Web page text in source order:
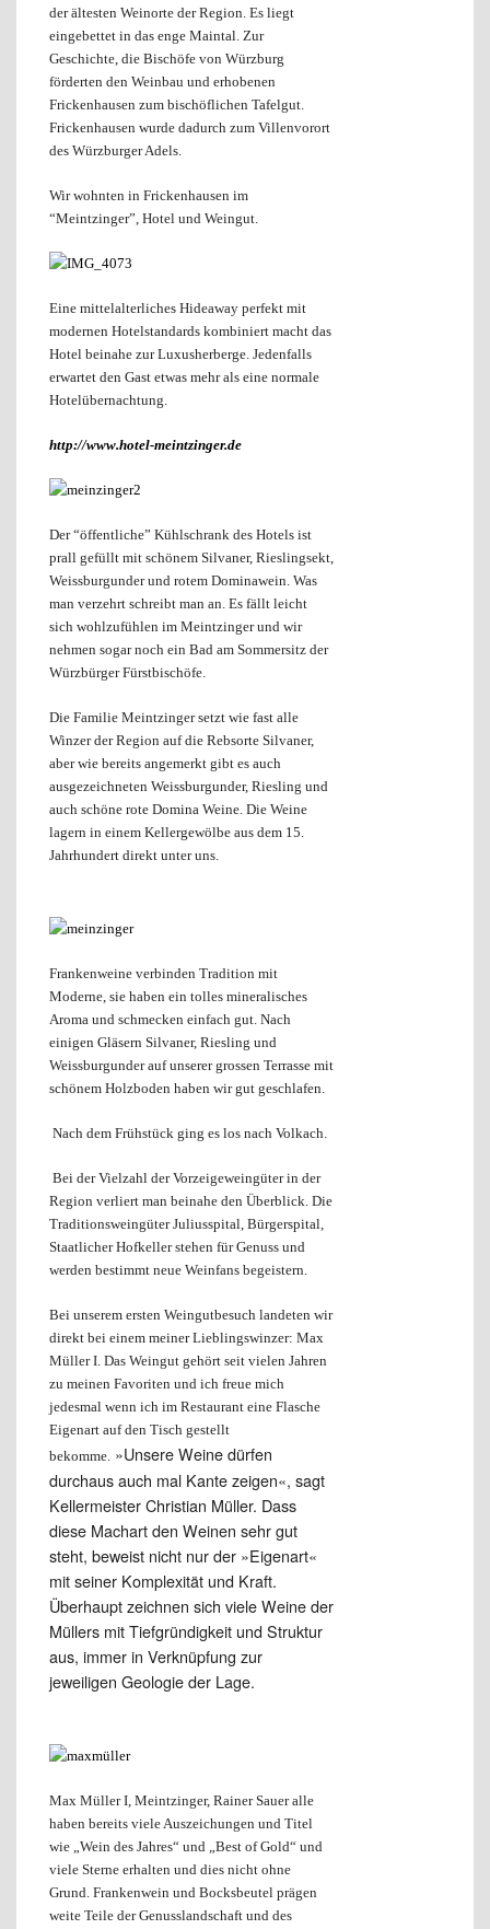
der ältesten Weinorte der Region. Es liegt
eingebettet in das enge Maintal. Zur
Geschichte, die Bischöfe von Würzburg
förderten den Weinbau und erhobenen
Frickenhausen zum bischöflichen Tafelgut.
Frickenhausen wurde dadurch zum Villenvorort
des Würzburger Adels.
Wir wohnten in Frickenhausen im
“Meintzinger”, Hotel und Weingut.
Eine mittelalterliches Hideaway perfekt mit
modernen Hotelstandards kombiniert macht das
Hotel beinahe zur Luxusherberge. Jedenfalls
erwartet den Gast etwas mehr als eine normale
Hotelübernachtung.
http://www.hotel-meintzinger.de
Der “öffentliche” Kühlschrank des Hotels ist
prall gefüllt mit schönem Silvaner, Rieslingsekt,
Weissburgunder und rotem Dominawein. Was
man verzehrt schreibt man an. Es fällt leicht
sich wohlzufühlen im Meintzinger und wir
nehmen sogar noch ein Bad am Sommersitz der
Würzbürger Fürstbischöfe.
Die Familie Meintzinger setzt wie fast alle
Winzer der Region auf die Rebsorte Silvaner,
aber wie bereits angemerkt gibt es auch
ausgezeichneten Weissburgunder, Riesling und
auch schöne rote Domina Weine. Die Weine
lagern in einem Kellergewölbe aus dem 15.
Jahrhundert direkt unter uns.
Frankenweine verbinden Tradition mit
Moderne, sie haben ein tolles mineralisches
Aroma und schmecken einfach gut. Nach
einigen Gläsern Silvaner, Riesling und
Weissburgunder auf unserer grossen Terrasse mit
schönem Holzboden haben wir gut geschlafen.
Nach dem Frühstück ging es los nach Volkach.
Bei der Vielzahl der Vorzeigeweingüter in der
Region verliert man beinahe den Überblick. Die
Traditionsweingüter Juliusspital, Bürgerspital,
Staatlicher Hofkeller stehen für Genuss und
werden bestimmt neue Weinfans begeistern.
Bei unserem ersten Weingutbesuch landeten wir
direkt bei einem meiner Lieblingswinzer: Max
Müller I. Das Weingut gehört seit vielen Jahren
zu meinen Favoriten und ich freue mich
jedesmal wenn ich im Restaurant eine Flasche
Eigenart auf den Tisch gestellt
bekomme. »Unsere Weine dürfen
durchaus auch mal Kante zeigen«, sagt
Kellermeister Christian Müller. Dass
diese Machart den Weinen sehr gut
steht, beweist nicht nur der »Eigenart«
mit seiner Komplexität und Kraft.
Überhaupt zeichnen sich viele Weine der
Müllers mit Tiefgründigkeit und Struktur
aus, immer in Verknüpfung zur
jeweiligen Geologie der Lage.
Max Müller I, Meintzinger, Rainer Sauer alle
haben bereits viele Auszeichungen und Titel
wie „Wein des Jahres“ und „Best of Gold“ und
viele Sterne erhalten und dies nicht ohne
Grund. Frankenwein und Bocksbeutel prägen
weite Teile der Genusslandschaft und des